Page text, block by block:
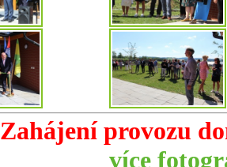
Zahájení provozu
více